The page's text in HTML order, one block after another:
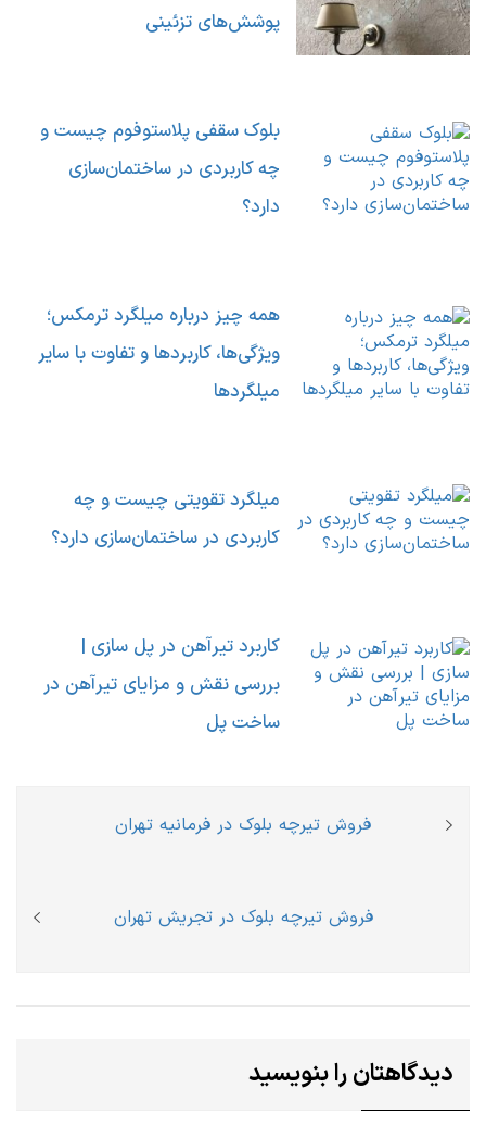
پوشش‌های تزئینی
بلوک سقفی پلاستوفوم چیست و
چه کاربردی در ساختمان‌سازی
دارد؟
همه چیز درباره میلگرد ترمکس؛
ویژگی‌ها، کاربردها و تفاوت با سایر
میلگردها
میلگرد تقویتی چیست و چه
کاربردی در ساختمان‌سازی دارد؟
کاربرد تیرآهن در پل ‌سازی |
بررسی نقش و مزایای تیرآهن در
ساخت پل
راهبری
Previous
فروش تیرچه بلوک در فرمانیه تهران
Next
فروش تیرچه بلوک در تجریش تهران
دیدگاهتان را بنویسید